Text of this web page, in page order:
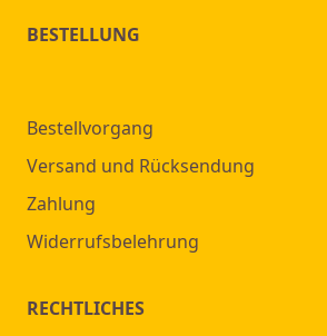
BESTELLUNG
Bestellvorgang
Versand und Rücksendung
Zahlung
Widerrufsbelehrung
RECHTLICHES